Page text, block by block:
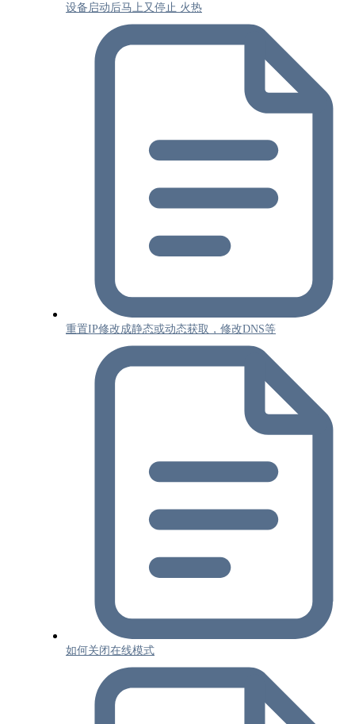
设备启动后马上又停止 火热
重置IP修改成静态或动态获取，修改DNS等
如何关闭在线模式